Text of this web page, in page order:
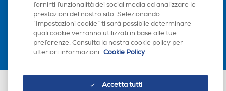
Hai bisogno di un
suggerimento su cosa
acquistare?
Chatta con RONICS
Scarica la nostra app
Euronics Italia SpA. Sede legale Via Montefeltro, 6/a 20156 Milano
fornirti funzionalità dei social media ed analizzare le
prestazioni del nostro sito. Selezionando
“Impostazioni cookie” ti sarà possibile determinare
quali cookie verranno utilizzati in base alle tue
preferenze. Consulta la nostra cookie policy per
ulteriori informazioni. Cookie Policy
Accetta tutti